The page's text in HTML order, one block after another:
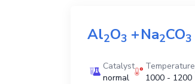
Al2O3 +Na2CO3
Catalyst
normal
Temperature
1000 - 1200